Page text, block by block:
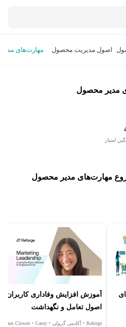
اصول مدیریت محصول مهارت‌های
مدیر محصول
امتیاز
مهارت‌های مدیر محصول
آموزش افزایش وفاداری کاربران با
اصول تعامل و نگهداشت
Reforge • آکادمی گرولی • Shaun Clowes • Casey